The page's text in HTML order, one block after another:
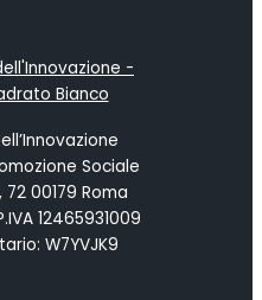
Sociale
00179 Roma
12465931009
W7YVJK9